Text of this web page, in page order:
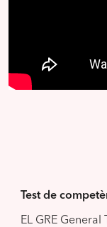
Test de
EL GRE